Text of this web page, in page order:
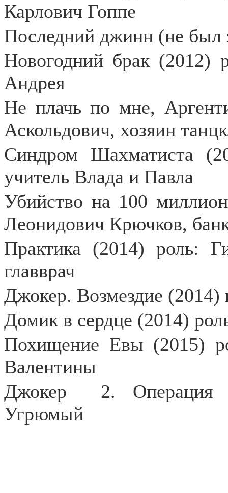
Карлович Гоппе
Последний джинн (не был
Новогодний брак (2012)
Андрея
Не плачь по мне,
Аскольдович, хозяин
Синдром Шахматиста
учитель Влада и Павла
Убийство на 100
Леонидович Крючков,
Практика (2014) роль:
главврач
Джокер. Возмездие
Домик в сердце (2014)
Похищение Евы (2015)
Валентины
Джокер
2. Операция
Угрюмый